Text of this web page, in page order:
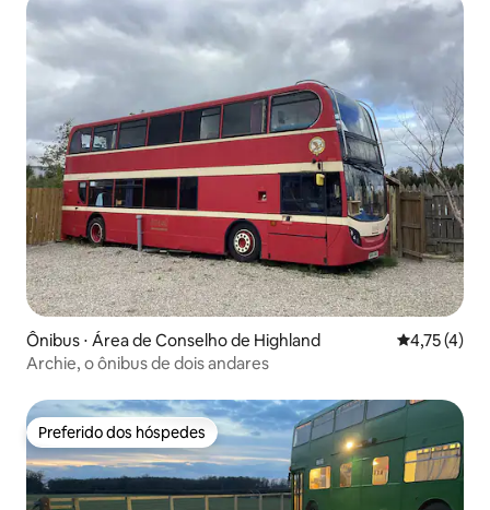
Ônibus ⋅ Área de Conselho de Highland 4,75 de
4,75 (4)
Archie, o ônibus de dois andares
Preferido dos hóspedes
Preferido dos hóspedes